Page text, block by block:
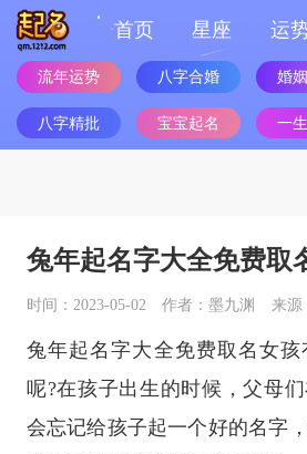
首页 星座 运
流年运势 八字合婚 婚
八字精批 宝宝起名 一
兔年起名字大全免费取
时间：2023-05-02 作者：墨九渊 来源
兔年起名字大全免费取名女
呢?在孩子出生的时候，父母
会忘记给孩子起一个好的名字